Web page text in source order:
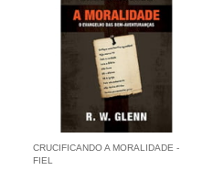
CRUCIFICANDO A MORALIDADE -
FIEL